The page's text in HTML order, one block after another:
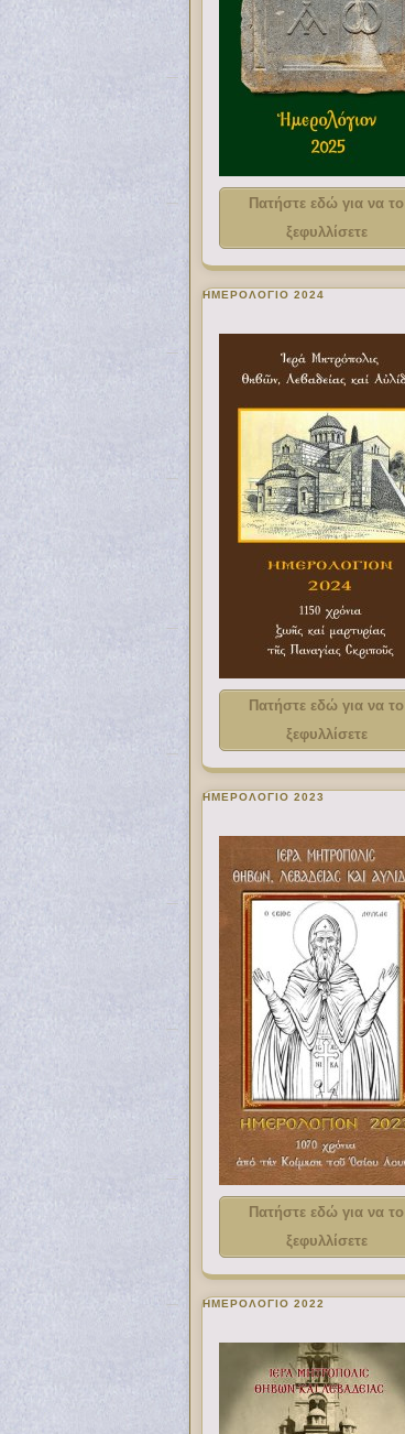
Πατήστε εδώ για να το
ξεφυλλίσετε
ΗΜΕΡΟΛΟΓΙΟ 2024
Πατήστε εδώ για να το
ξεφυλλίσετε
ΗΜΕΡΟΛΟΓΙΟ 2023
Πατήστε εδώ για να το
ξεφυλλίσετε
ΗΜΕΡΟΛΟΓΙΟ 2022